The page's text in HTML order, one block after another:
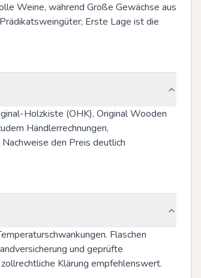
Weine, während Große Gewächse aus
Erste Lage ist die
Holzkiste (OHK), Original Wooden
Händlerrechnungen,
den Preis deutlich
Flaschen
und geprüfte
Klärung empfehlenswert.